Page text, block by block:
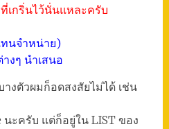
เกริ่นไว้นั่นแหละครับ
นจำหน่าย)
งๆ นำเสนอ
งตัวผมก็อดสงสัยไม่ได้ เช่น
นะครับ แต่ก็อยู่ใน LIST ของ